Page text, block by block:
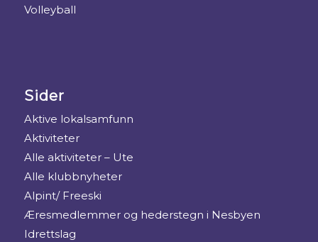
Volleyball
Sider
Aktive lokalsamfunn
Aktiviteter
Alle aktiviteter – Ute
Alle klubbnyheter
Alpint/ Freeski
Æresmedlemmer og hederstegn i Nesbyen
Idrettslag